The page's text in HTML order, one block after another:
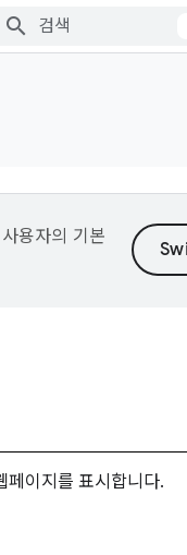
용자의 기본
페이지를 표시합니다.